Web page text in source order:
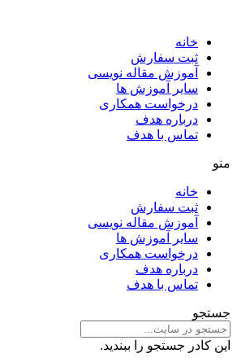
خانه
ثبت سفارش
آموزش مقاله نویسی
سایر آموزش ها
درخواست همکاری
درباره هدف
تماس با هدف
منو
خانه
ثبت سفارش
آموزش مقاله نویسی
سایر آموزش ها
درخواست همکاری
درباره هدف
تماس با هدف
جستجو
این کادر جستجو را ببندید.